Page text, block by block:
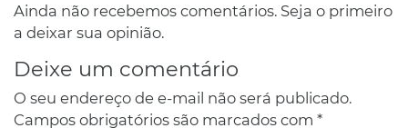
Ainda não recebemos comentários. Seja o primeiro
a deixar sua opinião.
Deixe um comentário
O seu endereço de e-mail não será publicado.
Campos obrigatórios são marcados com *